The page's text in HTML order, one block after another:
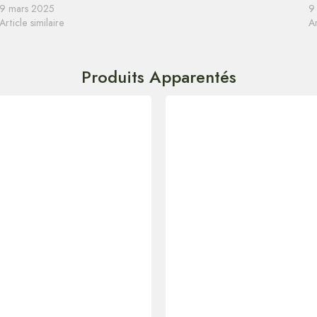
9 mars 2025
Article similaire
9
Produits Apparentés